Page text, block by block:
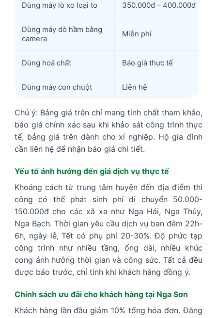
Dùng máy lò xo loại to 350.000đ – 400.000đ
Dùng máy dò hầm bằng
camera
Miễn phí
Dùng hoá chất Báo giá thực tế
Dùng máy con chuột Liên hệ
Chú ý: Bảng giá trên chỉ mang tính chất tham khảo,
báo giá chính xác sau khi khảo sát công trình thực
tế, bảng giá trên dành cho xí nghiệp. Hộ gia đình
cần liên hệ để nhận báo giá chi tiết.
Yếu tố ảnh hưởng đến giá dịch vụ thực tế
Khoảng cách từ trung tâm huyện đến địa điểm thi
công có thể phát sinh phí di chuyển 50.000-
150.000đ cho các xã xa như Nga Hải, Nga Thủy,
Nga Bạch. Thời gian yêu cầu dịch vụ ban đêm 22h-
6h, ngày lễ, Tết có phụ phí 20-30%. Độ phức tạp
công trình như nhiều tầng, ống dài, nhiều khúc
cong ảnh hưởng thời gian và công sức. Tất cả đều
được báo trước, chỉ tính khi khách hàng đồng ý.
Chính sách ưu đãi cho khách hàng tại Nga Sơn
Khách hàng lần đầu giảm 10% tổng hóa đơn. Đăng